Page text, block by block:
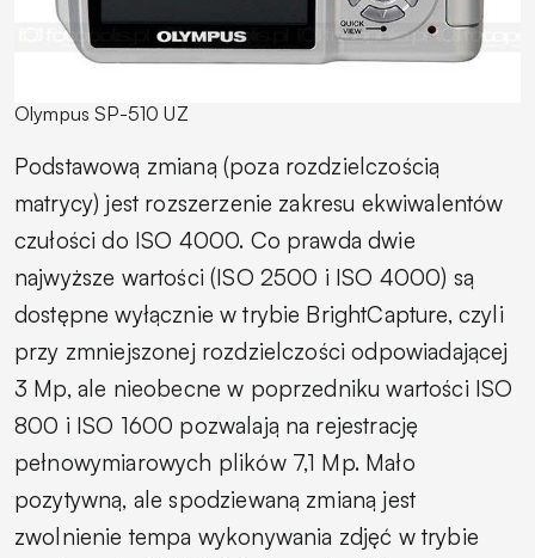
Olympus SP-510 UZ
Podstawową zmianą (poza rozdzielczością
matrycy) jest rozszerzenie zakresu ekwiwalentów
czułości do ISO 4000. Co prawda dwie
najwyższe wartości (ISO 2500 i ISO 4000) są
dostępne wyłącznie w trybie BrightCapture, czyli
przy zmniejszonej rozdzielczości odpowiadającej
3 Mp, ale nieobecne w poprzedniku wartości ISO
800 i ISO 1600 pozwalają na rejestrację
pełnowymiarowych plików 7,1 Mp. Mało
pozytywną, ale spodziewaną zmianą jest
zwolnienie tempa wykonywania zdjęć w trybie